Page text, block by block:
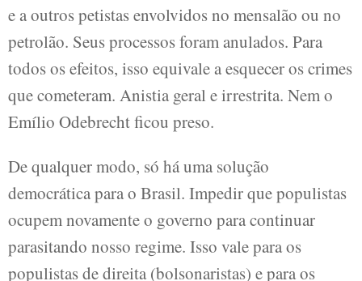
e a outros petistas envolvidos no mensalão ou no
petrolão. Seus processos foram anulados. Para
todos os efeitos, isso equivale a esquecer os crimes
que cometeram. Anistia geral e irrestrita. Nem o
Emílio Odebrecht ficou preso.
De qualquer modo, só há uma solução
democrática para o Brasil. Impedir que populistas
ocupem novamente o governo para continuar
parasitando nosso regime. Isso vale para os
populistas de direita (bolsonaristas) e para os